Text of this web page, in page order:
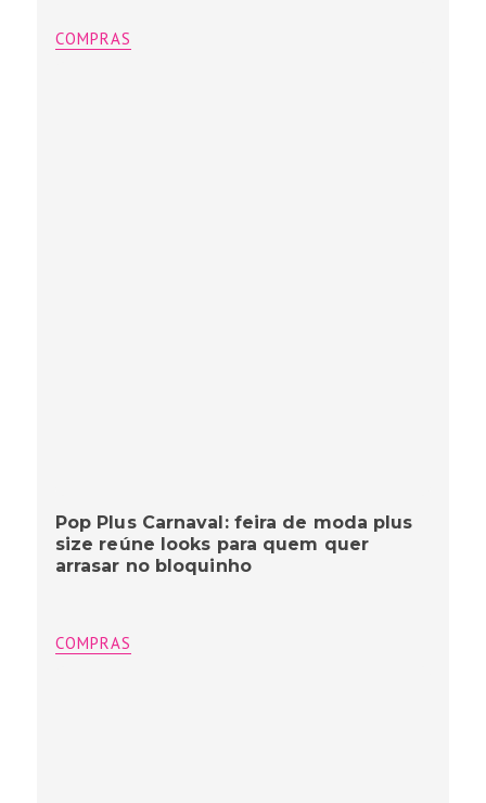
COMPRAS
Pop Plus Carnaval: feira de moda plus
size reúne looks para quem quer
arrasar no bloquinho
COMPRAS